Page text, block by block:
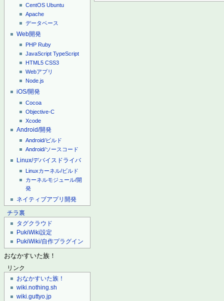
CentOS Ubuntu
Apache
データベース
Web開発
PHP Ruby
JavaScript TypeScript
HTML5 CSS3
Webアプリ
Node.js
iOS/開発
Cocoa
Objective-C
Xcode
Android/開発
Android/ビルド
Android/ソースコード
Linux/デバイスドライバ
Linuxカーネル/ビルド
カーネルモジュール/開
発
ネイティブアプリ開発
チラ裏
タグクラウド
PukiWiki設定
PukiWiki/自作プラグイン
おなかすいた族！
リンク
おなかすいた族！
wiki.nothing.sh
wiki.guttyo.jp